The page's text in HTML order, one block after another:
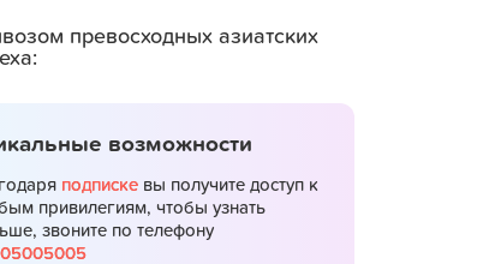
превосходных азиатских
возможности
подписке вы получите доступ к
привилегиям, чтобы узнать
звоните по телефону